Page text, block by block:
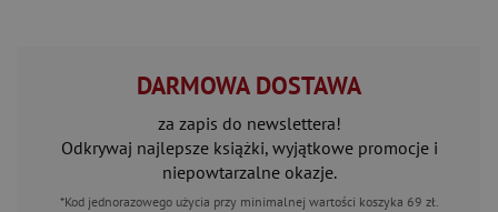
DARMOWA DOSTAWA
za zapis do newslettera!
Odkrywaj najlepsze książki, wyjątkowe promocje i
niepowtarzalne okazje.
*Kod jednorazowego użycia przy minimalnej wartości koszyka 69 zł.